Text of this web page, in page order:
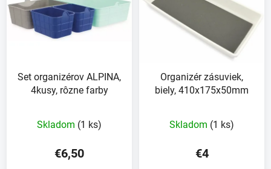
Set organizérov ALPINA,
4kusy, rôzne farby
Skladom (1 ks)
€6,50
Organizér zásuviek,
biely, 410x175x50mm
Skladom (1 ks)
€4